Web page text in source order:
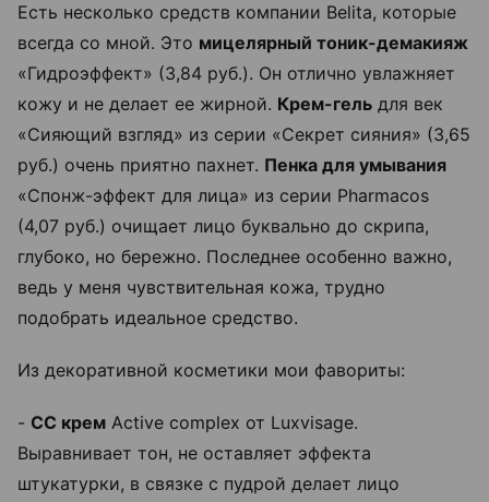
Есть несколько средств компании Belita, которые
всегда со мной. Это мицелярный тоник-демакияж
«Гидроэффект» (3,84 руб.). Он отлично увлажняет
кожу и не делает ее жирной. Крем-гель для век
«Сияющий взгляд» из серии «Секрет сияния» (3,65
руб.) очень приятно пахнет. Пенка для умывания
«Спонж-эффект для лица» из серии Pharmacos
(4,07 руб.) очищает лицо буквально до скрипа,
глубоко, но бережно. Последнее особенно важно,
ведь у меня чувствительная кожа, трудно
подобрать идеальное средство.
Из декоративной косметики мои фавориты:
- СС крем Active complex от Luxvisage.
Выравнивает тон, не оставляет эффекта
штукатурки, в связке с пудрой делает лицо